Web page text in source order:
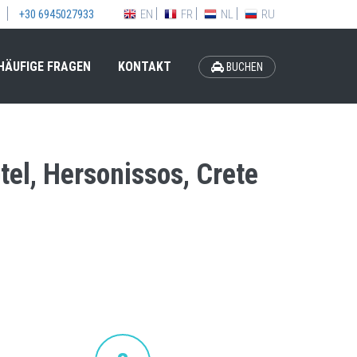
+30 6945027933 EN FR NL RU
FRAGEN KONTAKT BUCHEN
Hersonissos, Crete